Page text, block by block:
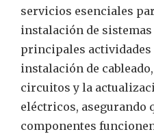
servicios esenciales
instalación de
principales actividades
instalación de
circuitos y la
eléctricos, asegurando
componentes